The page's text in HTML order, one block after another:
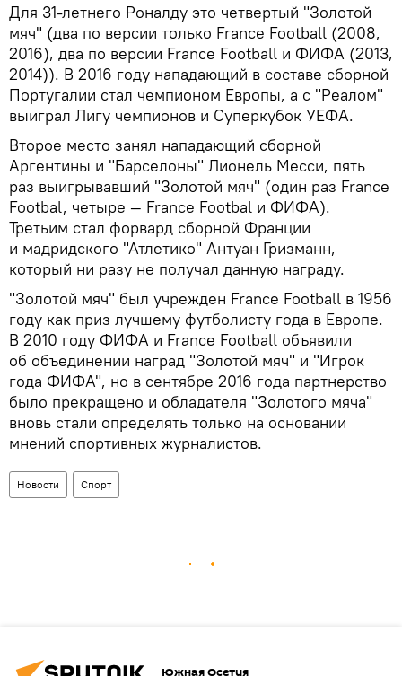
Для 31-летнего Роналду это четвертый "Золотой
мяч" (два по версии только France Football (2008,
2016), два по версии France Football и ФИФА (2013,
2014)). В 2016 году нападающий в составе сборной
Португалии стал чемпионом Европы, а с "Реалом"
выиграл Лигу чемпионов и Суперкубок УЕФА.
Второе место занял нападающий сборной
Аргентины и "Барселоны" Лионель Месси, пять
раз выигрывавший "Золотой мяч" (один раз France
Footbal, четыре — France Footbal и ФИФА).
Третьим стал форвард сборной Франции
и мадридского "Атлетико" Антуан Гризманн,
который ни разу не получал данную награду.
"Золотой мяч" был учрежден France Football в 1956
году как приз лучшему футболисту года в Европе.
В 2010 году ФИФА и France Football объявили
об объединении наград "Золотой мяч" и "Игрок
года ФИФА", но в сентябре 2016 года партнерство
было прекращено и обладателя "Золотого мяча"
вновь стали определять только на основании
мнений спортивных журналистов.
Новости Спорт
Южная Осетия